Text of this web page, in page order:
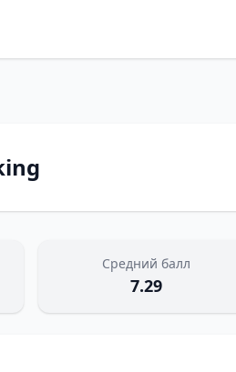
Средний балл
7.29